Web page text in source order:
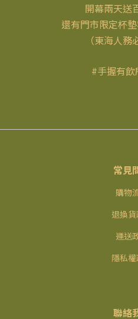
開幕兩天送
還有門市限定杯
（東海人務
#手握有飲
常見
購物
退換
運送
隱私
聯絡